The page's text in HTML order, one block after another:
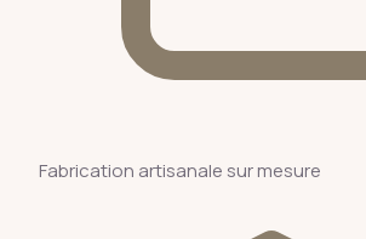
Fabrication artisanale sur mesure